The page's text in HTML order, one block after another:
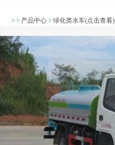
> > 产品中心 > 绿化类水车(点击查看)